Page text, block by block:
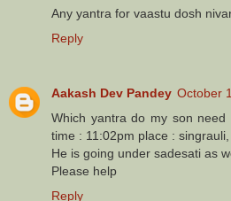
Any yantra for vaastu dosh
Reply
Aakash Dev Pandey October
Which yantra do my son
time : 11:02pm place :
He is going under sadesati as
Please help
Reply